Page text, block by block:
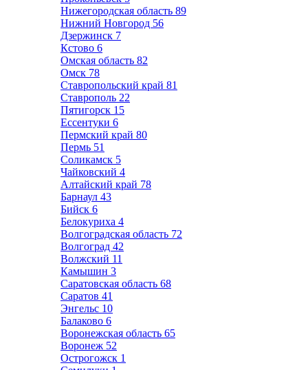
Нижегородская область 89
Нижний Новгород 56
Дзержинск 7
Кстово 6
Омская область 82
Омск 78
Ставропольский край 81
Ставрополь 22
Пятигорск 15
Ессентуки 6
Пермский край 80
Пермь 51
Соликамск 5
Чайковский 4
Алтайский край 78
Барнаул 43
Бийск 6
Белокуриха 4
Волгоградская область 72
Волгоград 42
Волжский 11
Камышин 3
Саратовская область 68
Саратов 41
Энгельс 10
Балаково 6
Воронежская область 65
Воронеж 52
Острогожск 1